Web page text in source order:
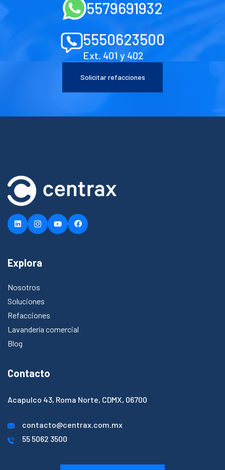
5579691932
5550623500
Ext. 401 y 402
Solicitar refacciones
Explora
Nosotros
Soluciones
Refacciones
Lavandería comercial
Blog
Contacto
Acapulco 43, Roma Norte, CDMX, 06700​
contacto@centrax.com.mx
55 5062 3500